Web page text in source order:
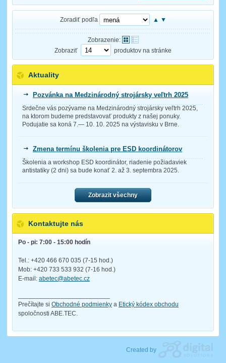
Zoradiť podľa ▲ ▼
Zobrazenie:
Zobraziť
produktov na stránke
Aktuality
Pozvánka na Medzinárodný strojársky veľtrh 2025
Srdečne vás pozývame na Medzinárodný strojársky veľtrh 2025,
na ktorom budeme predstavovať produkty z našej ponuky.
Podujatie sa koná 7.— 10. 10. 2025 na výstavisku v Brne.
Zmena termínu školenia pre ESD koordinátorov
Školenia a workshop ESD koordinátor, riadenie požiadaviek
antistatiky (2 dni) sa bude konať 2. až 3. septembra 2025.
Zobrazit všechny
Kontaktujte nás
Po - pi: 7:00 - 15:00 hodín
Tel.: +420 466 670 035 (7-15 hod.)
Mob: +420 733 533 932 (7-16 hod.)
E-mail: abetec@abetec.cz
Prečítajte si Obchodné podmienky a Etický kódex obchodu
spoločnosti ABE.TEC.
Created by